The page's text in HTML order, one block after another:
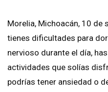
Morelia, Michoacán, 10 de
tienes dificultades para
nervioso durante el día,
actividades que solías
podrías tener ansiedad o